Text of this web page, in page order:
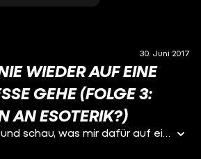
30. Juni 2017
WIEDER AUF EINE
GEHE (FOLGE 3:
AN ESOTERIK?)
Ich habe 100 Euro - und schau, was mir dafür auf einer Esoterik-Messe geboten wird. Bisher fand ich fast alle meine esoterischen Erfahrungen überraschend okay. Aber hier ist es damit definitiv vorbei.